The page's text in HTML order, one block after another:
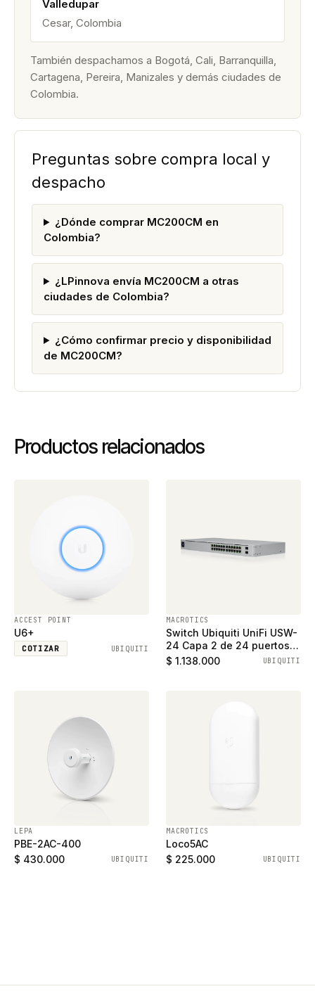
Valledupar
Cesar, Colombia
También despachamos a Bogotá, Cali, Barranquilla,
Cartagena, Pereira, Manizales y demás ciudades de
Colombia.
Preguntas sobre compra local y
despacho
¿Dónde comprar MC200CM en
Colombia?
¿LPinnova envía MC200CM a otras
ciudades de Colombia?
¿Cómo confirmar precio y disponibilidad
de MC200CM?
Productos relacionados
ACCEST POINT
U6+
COTIZAR UBIQUITI
MACROTICS
Switch Ubiquiti UniFi USW-
24 Capa 2 de 24 puertos
ethernet gigabit y 2
$ 1.138.000 UBIQUITI
LEPA
PBE-2AC-400
$ 430.000
UBIQUITI
MACROTICS
Loco5AC
$ 225.000
UBIQUITI